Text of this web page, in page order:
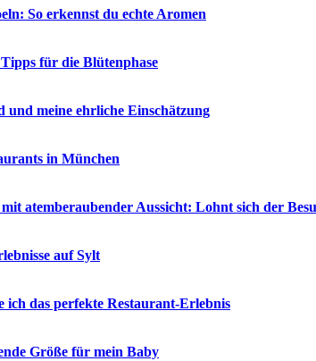
So erkennst du echte Aromen
für die Blütenphase
meine ehrliche Einschätzung
in München
atemberaubender Aussicht: Lohnt sich der
auf Sylt
ich das perfekte Restaurant-Erlebnis
Größe für mein Baby